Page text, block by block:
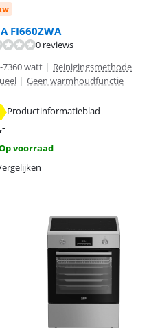
FI660ZWA
0 reviews
7360 watt | Reinigingsmethode
| Geen warmhoudfunctie
Productinformatieblad
,-
voorraad